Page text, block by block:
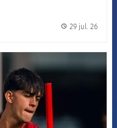
29 jul. 26